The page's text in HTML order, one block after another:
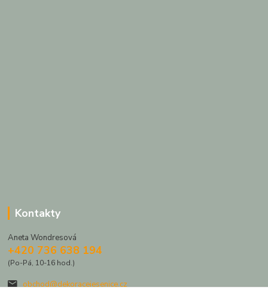
Kontakty
Aneta Wondresová
+420 736 638 194
(Po-Pá, 10-16 hod.)
obchod@dekoracejesenice.cz